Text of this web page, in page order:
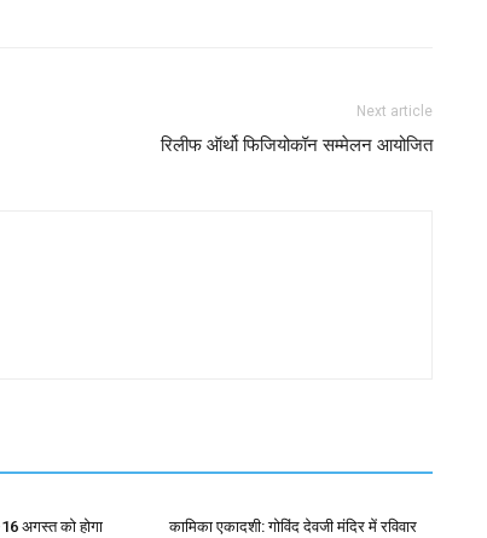
Next article
रिलीफ ऑर्थो फिजियोकॉन सम्मेलन आयोजित
16 अगस्त को होगा
कामिका एकादशी: गोविंद देवजी मंदिर में रविवार